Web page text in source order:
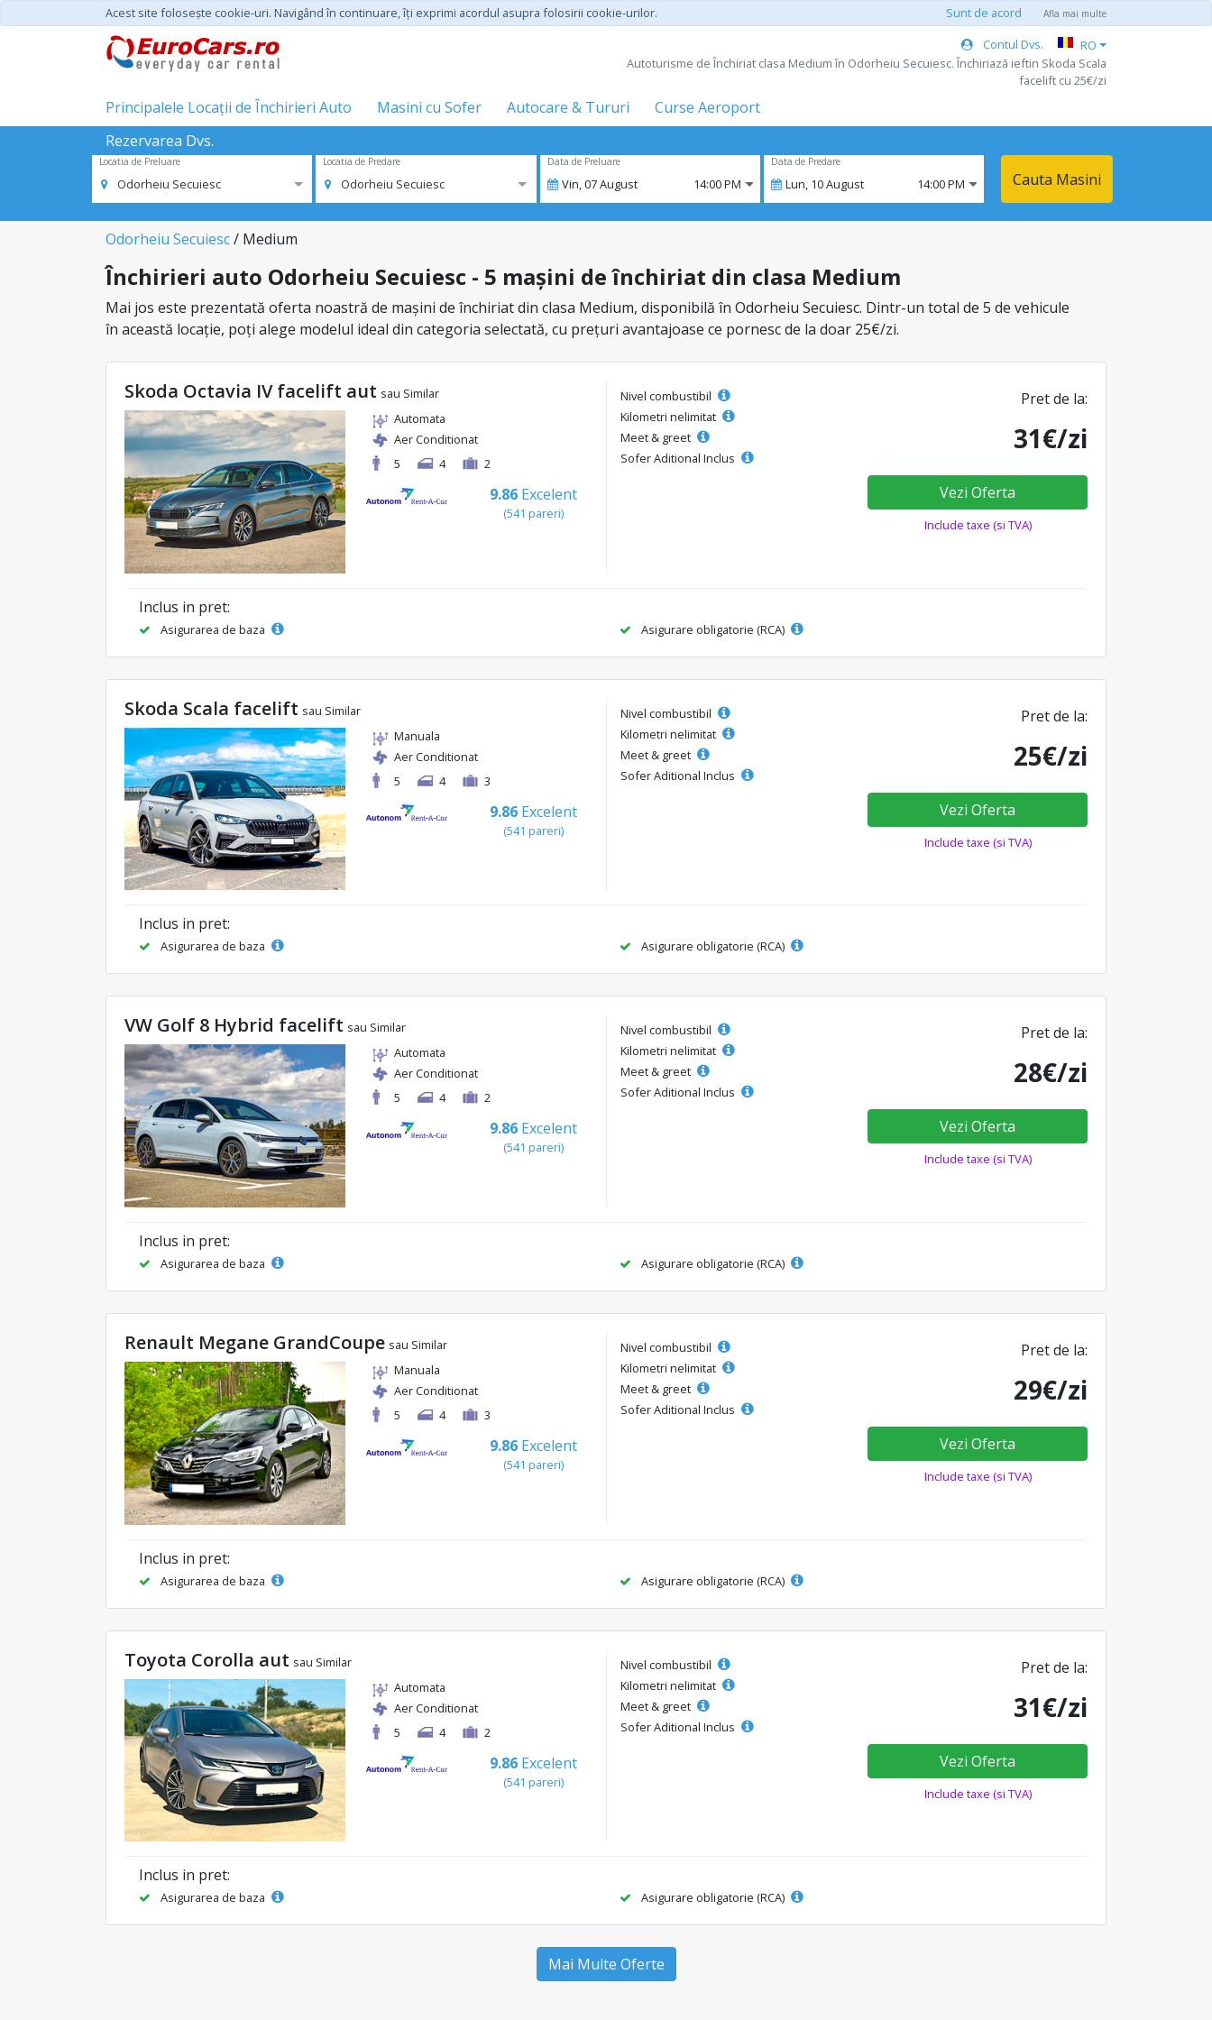
Acest site foloseşte cookie-uri. Navigând în continuare, îţi exprimi acordul asupra folosirii cookie-urilor. Sunt de acord Afla mai multe
Contul Dvs.
RO
Autoturisme de Închiriat clasa Medium în Odorheiu Secuiesc. Închiriază ieftin Skoda Scala
facelift cu 25€/zi
Principalele Locații de Închirieri Auto Masini cu Sofer Autocare & Tururi
Curse Aeroport
Rezervarea Dvs.
Locatia de Preluare
Odorheiu Secuiesc
Locatia de Predare
Odorheiu Secuiesc
Data de Preluare
Vin,07August 14:00 PM
Data de Predare
Lun, 10August 14:00 PM Cauta Masini
Odorheiu Secuiesc/ Medium
Închirieri auto Odorheiu Secuiesc - 5 mașini de închiriat din clasa Medium
Mai jos este prezentată oferta noastră de mașini de închiriat din clasa Medium, disponibilă în Odorheiu Secuiesc. Dintr-un total de 5 de vehicule
în această locație, poți alege modelul ideal din categoria selectată, cu prețuri avantajoase ce pornesc de la doar 25€/zi.
Skoda Octavia IV facelift aut sau Similar
Automata
Aer Conditionat
5
4 2
9.86 Excelent
(541 pareri)
Nivel combustibil
Kilometri nelimitat
Meet & greet
Sofer Aditional Inclus
Pret de la:
31€/zi
Vezi Oferta
Include taxe (si TVA)
Inclus in pret:
Asigurarea de baza Asigurare obligatorie (RCA)
Skoda Scala facelift sau Similar
Manuala
Aer Conditionat
5
4 3
9.86 Excelent
(541 pareri)
Nivel combustibil
Kilometri nelimitat
Meet & greet
Sofer Aditional Inclus
Pret de la:
25€/zi
Vezi Oferta
Include taxe (si TVA)
Inclus in pret:
Asigurarea de baza Asigurare obligatorie (RCA)
VW Golf 8 Hybrid facelift sau Similar
Automata
Aer Conditionat
5
4 2
9.86 Excelent
(541 pareri)
Nivel combustibil
Kilometri nelimitat
Meet & greet
Sofer Aditional Inclus
Pret de la:
28€/zi
Vezi Oferta
Include taxe (si TVA)
Inclus in pret:
Asigurarea de baza Asigurare obligatorie (RCA)
Renault Megane GrandCoupe sau Similar
Manuala
Aer Conditionat
5
4 3
9.86 Excelent
(541 pareri)
Nivel combustibil
Kilometri nelimitat
Meet & greet
Sofer Aditional Inclus
Pret de la:
29€/zi
Vezi Oferta
Include taxe (si TVA)
Inclus in pret:
Asigurarea de baza Asigurare obligatorie (RCA)
Toyota Corolla aut sau Similar
Automata
Aer Conditionat
5
4 2
9.86 Excelent
(541 pareri)
Nivel combustibil
Kilometri nelimitat
Meet & greet
Sofer Aditional Inclus
Pret de la:
31€/zi
Vezi Oferta
Include taxe (si TVA)
Inclus in pret:
Asigurarea de baza Asigurare obligatorie (RCA)
Mai Multe Oferte